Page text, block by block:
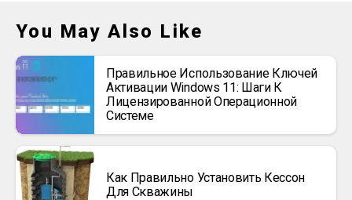
You May Also Like
Правильное Использование Ключей
Активации Windows 11: Шаги К
Лицензированной Операционной
Системе
Как Правильно Установить Кессон
Для Скважины